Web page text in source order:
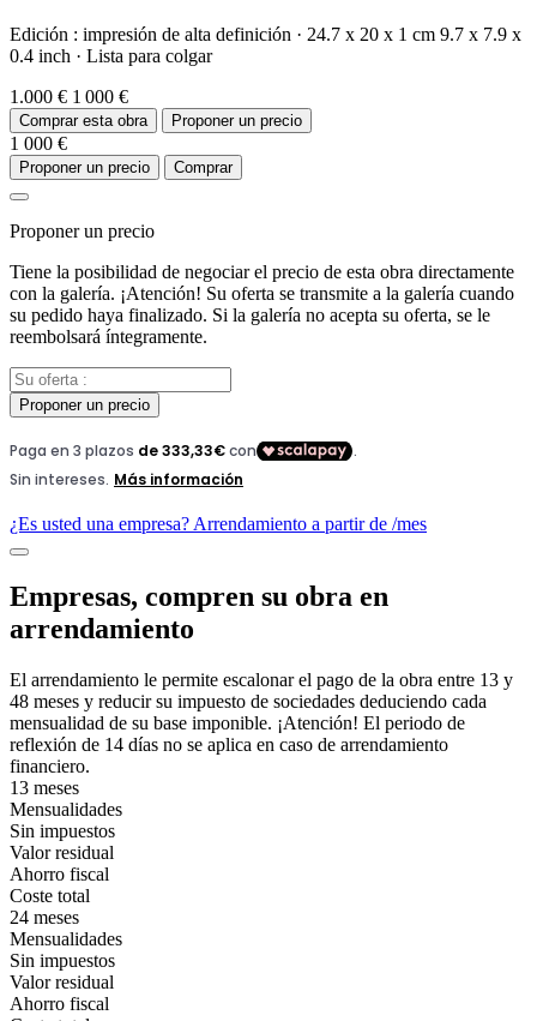
Edición : impresión de alta definición · 24.7 x 20 x 1 cm 9.7 x 7.9 x
0.4 inch · Lista para colgar
1.000 € 1 000 €
Comprar esta obra Proponer un precio
1 000 €
Proponer un precio Comprar
Proponer un precio
Tiene la posibilidad de negociar el precio de esta obra directamente
con la galería. ¡Atención! Su oferta se transmite a la galería cuando
su pedido haya finalizado. Si la galería no acepta su oferta, se le
reembolsará íntegramente.
Proponer un precio
¿Es usted una empresa? Arrendamiento a partir de /mes
Empresas, compren su obra en
arrendamiento
El arrendamiento le permite escalonar el pago de la obra entre 13 y
48 meses y reducir su impuesto de sociedades deduciendo cada
mensualidad de su base imponible. ¡Atención! El periodo de
reflexión de 14 días no se aplica en caso de arrendamiento
financiero.
13 meses
Mensualidades
Sin impuestos
Valor residual
Ahorro fiscal
Coste total
24 meses
Mensualidades
Sin impuestos
Valor residual
Ahorro fiscal